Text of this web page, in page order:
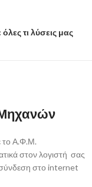
τι λύσεις μας
το Α.Φ.Μ.
στον λογιστή σας
σύνδεση στο internet